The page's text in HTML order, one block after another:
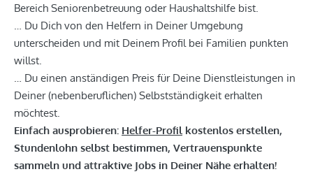
Bereich Seniorenbetreuung oder Haushaltshilfe bist.
… Du Dich von den Helfern in Deiner Umgebung
unterscheiden und mit Deinem Profil bei Familien punkten
willst.
… Du einen anständigen Preis für Deine Dienstleistungen in
Deiner (nebenberuflichen) Selbstständigkeit erhalten
möchtest.
Einfach ausprobieren: Helfer-Profil kostenlos erstellen,
Stundenlohn selbst bestimmen, Vertrauenspunkte
sammeln und attraktive Jobs in Deiner Nähe erhalten!